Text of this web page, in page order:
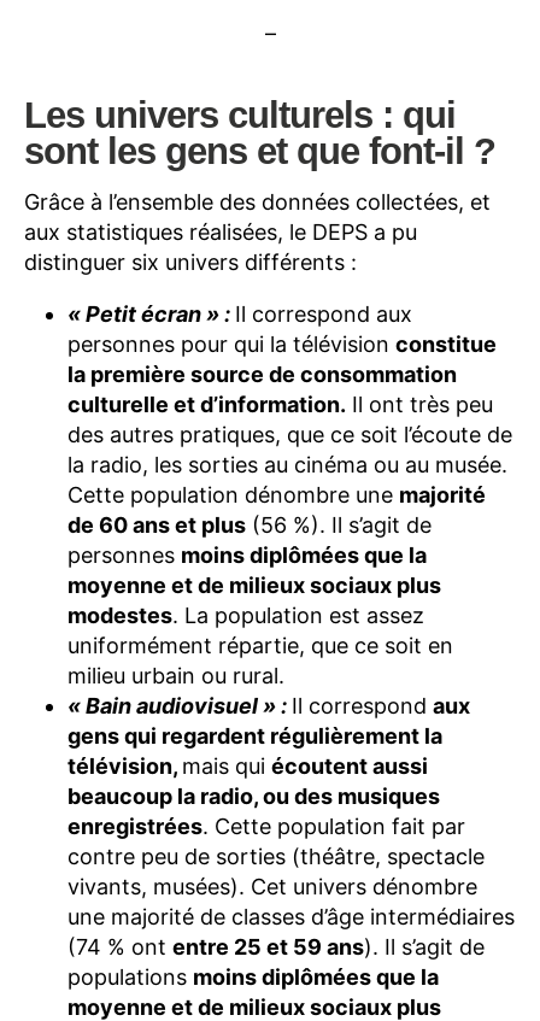
–
Les univers culturels : qui
sont les gens et que font-il ?
Grâce à l’ensemble des données collectées, et
aux statistiques réalisées, le DEPS a pu
distinguer six univers différents :
« Petit écran » : Il correspond aux
personnes pour qui la télévision constitue
la première source de consommation
culturelle et d’information. Il ont très peu
des autres pratiques, que ce soit l’écoute de
la radio, les sorties au cinéma ou au musée.
Cette population dénombre une majorité
de 60 ans et plus (56 %). Il s’agit de
personnes moins diplômées que la
moyenne et de milieux sociaux plus
modestes. La population est assez
uniformément répartie, que ce soit en
milieu urbain ou rural.
« Bain audiovisuel » : Il correspond aux
gens qui regardent régulièrement la
télévision, mais qui écoutent aussi
beaucoup la radio, ou des musiques
enregistrées. Cette population fait par
contre peu de sorties (théâtre, spectacle
vivants, musées). Cet univers dénombre
une majorité de classes d’âge intermédiaires
(74 % ont entre 25 et 59 ans). Il s’agit de
populations moins diplômées que la
moyenne et de milieux sociaux plus